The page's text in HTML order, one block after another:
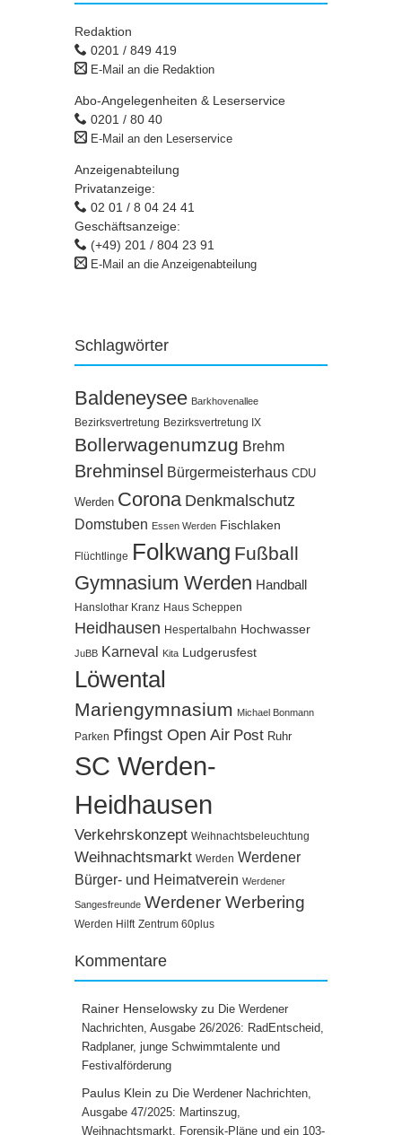
Redaktion
0201 / 849 419
E-Mail an die Redaktion
Abo-Angelegenheiten & Leserservice
0201 / 80 40
E-Mail an den Leserservice
Anzeigenabteilung
Privatanzeige:
02 01 / 8 04 24 41
Geschäftsanzeige:
(+49) 201 / 804 23 91
E-Mail an die Anzeigenabteilung
Schlagwörter
Baldeneysee Barkhovenallee
Bezirksvertretung Bezirksvertretung IX
Bollerwagenumzug Brehm
Brehminsel Bürgermeisterhaus CDU
Werden Corona Denkmalschutz
Domstuben Essen Werden Fischlaken
Flüchtlinge Folkwang Fußball
Gymnasium Werden Handball
Hanslothar Kranz Haus Scheppen
Heidhausen Hespertalbahn Hochwasser
JuBB Karneval Kita Ludgerusfest
Löwental
Mariengymnasium Michael Bonmann
Parken Pfingst Open Air Post Ruhr
SC Werden-
Heidhausen
Verkehrskonzept Weihnachtsbeleuchtung
Weihnachtsmarkt Werden Werdener
Bürger- und Heimatverein Werdener
Sangesfreunde Werdener Werbering
Werden Hilft Zentrum 60plus
Kommentare
Rainer Henselowsky zu Die Werdener
Nachrichten, Ausgabe 26/2026: RadEntscheid,
Radplaner, junge Schwimmtalente und
Festivalförderung
Paulus Klein zu Die Werdener Nachrichten,
Ausgabe 47/2025: Martinszug,
Weihnachtsmarkt, Forensik-Pläne und ein 103-